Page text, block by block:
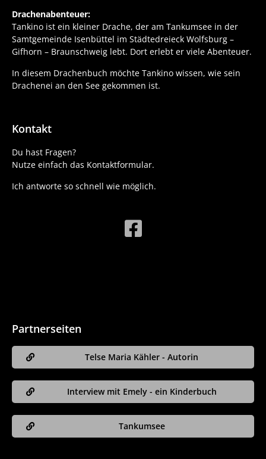
Drachenabenteuer:
Tankino ist ein kleiner Drache, der am Tankumsee in der
Samtgemeinde Isenbüttel im Städtedreieck Wolfsburg –
Gifhorn – Braunschweig lebt. Dort erlebt er viele Abenteuer.
In diesem Drachenbuch möchte Tankino wissen, wie sein
Drachenei an den See gekommen ist.
Kontakt
Du hast Fragen?
Nutze einfach das Kontaktformular.
Ich antworte so schnell wie möglich.
Partnerseiten
Telse Maria Kähler - Autorin
Interview mit Emely - ein Kinderbuch
Tankumsee